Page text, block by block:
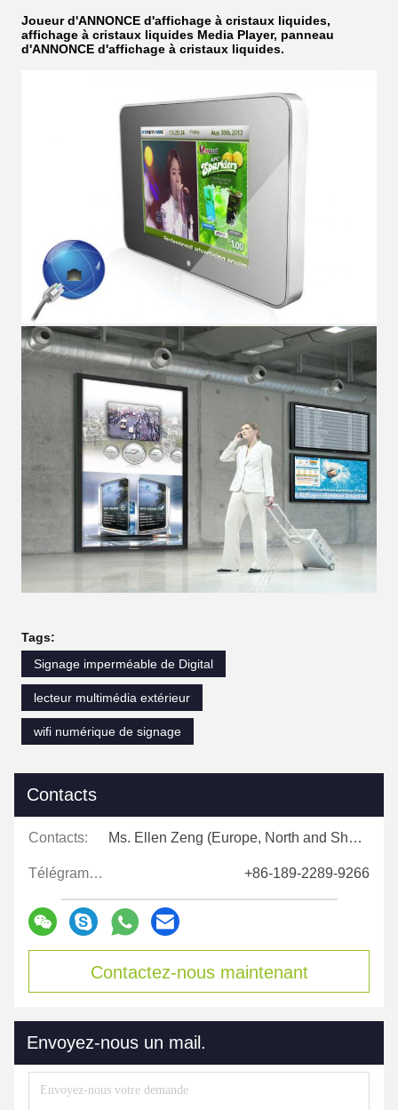
Joueur d'ANNONCE d'affichage à cristaux liquides,
affichage à cristaux liquides Media Player, panneau
d'ANNONCE d'affichage à cristaux liquides.
Tags:
Signage imperméable de Digital
lecteur multimédia extérieur
wifi numérique de signage
Contacts
Contacts: Ms. Ellen Zeng (Europe, North and Shouth America)
Télégramme: +86-189-2289-9266
Contactez-nous maintenant
Envoyez-nous un mail.